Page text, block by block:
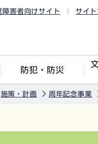
障害者向けサイト サイ
防犯・防災
施策・計画 周年記念事業